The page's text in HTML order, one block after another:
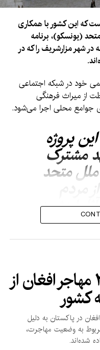
که این کشور با همکاری
(یونسکو)، برنامه
شهر مزارشریف را که در
خود در شبکه اجتماعی
از میراث فرهنگی
جوامع محلی اجرا می‌شود.
پروژه
مشترک
ملل متحد
مردم
ارزشمند
این کشور
بناهای تاریخی و
میزبان هزاران زائر و
از بناهای مشهور
تیموری ساخته شده
آزادی و بازگشت ۳۲۵ مهاجر افغان از
کشور
در پاکستان به دلیل
به وضعیت مهاجرت،
شده‌اند.